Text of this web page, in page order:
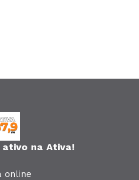
ativo na Ativa!
online